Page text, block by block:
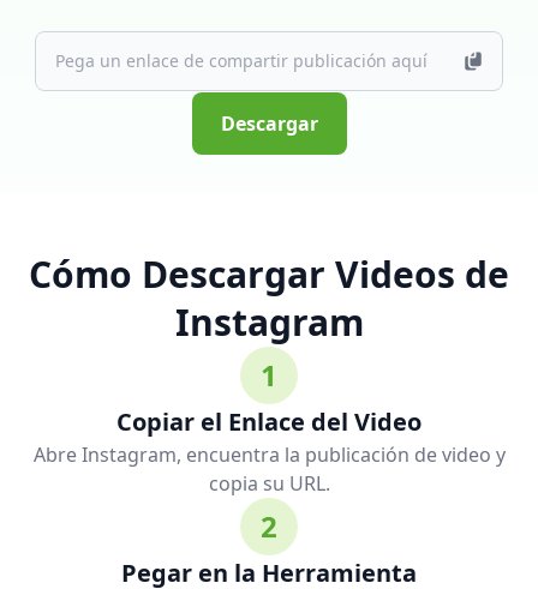
Descargar
Cómo Descargar Videos de
Instagram
1
Copiar el Enlace del Video
Abre Instagram, encuentra la publicación de video y
copia su URL.
2
Pegar en la Herramienta